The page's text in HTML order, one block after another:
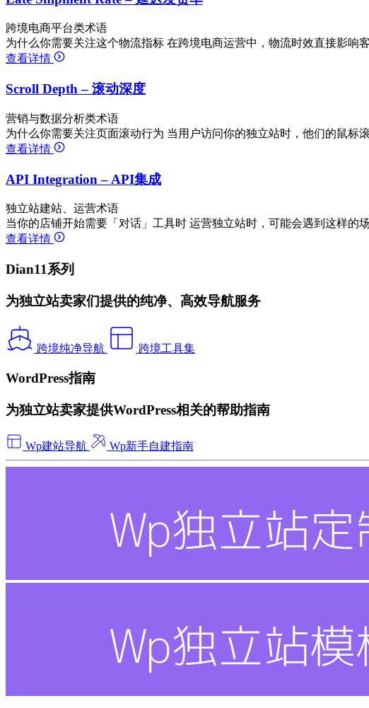
跨境电商平台类术语
为什么你需要关注这个物流指标 在跨境电商运营中，物流时效直接影
查看详情
Scroll Depth – 滚动深度
营销与数据分析类术语
为什么你需要关注页面滚动行为 当用户访问你的独立站时，他们的鼠
查看详情
API Integration – API集成
独立站建站、运营术语
当你的店铺开始需要「对话」工具时 运营独立站时，可能会遇到这样
查看详情
Dian11系列
为独立站卖家们提供的纯净、高效导航服务
跨境纯净导航 跨境工具集
WordPress指南
为独立站卖家提供WordPress相关的帮助指南
Wp建站导航 Wp新手自建指南